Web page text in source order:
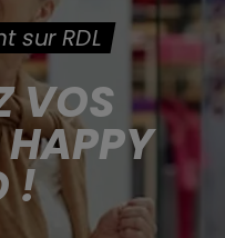
sur RDL
VOS
HAPPY
!